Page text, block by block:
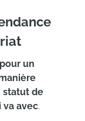
un
statut de
va avec.